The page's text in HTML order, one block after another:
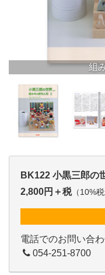
組
BK122 小黒三郎の
2,800円＋税（10%
電話でのお問い合
054-251-8700